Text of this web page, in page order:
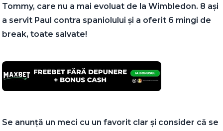
Tommy, care nu a mai evoluat de la Wimbledon. 8 ași
a servit Paul contra spaniolului și a oferit 6 mingi de
break, toate salvate!
Se anunță un meci cu un favorit clar și consider că se